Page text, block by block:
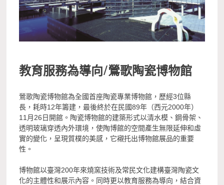
教育服務為導向/鶯歌陶瓷博物館
鶯歌陶瓷博物館為全國首座陶瓷專業博物館，歷經3位縣
長，耗時12年籌建，最後終於在民國89年（西元2000年）
11月26日開館。陶瓷博物館的建築形式以清水模、鋼骨架、
透明玻璃穿透內外環境，使陶博館的空間產生無限延伸和虛
實的變化，呈現質樸的美感，它襯托出博物館展品的重要
性。
博物館以臺灣200年來燒窯技術及常民文化建構臺灣陶瓷文
化的主體性和展示內容。同時更以教育服務為導向，結合資